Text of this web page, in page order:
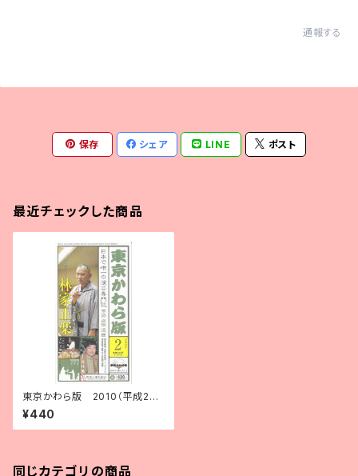
通報する
保存 シェア LINE ポスト
最近チェックした商品
東京かわら版 2010（平成22）
年２月号
¥440
同じカテゴリの商品